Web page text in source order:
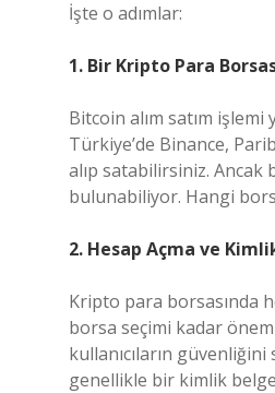
İşte o adımlar:
1. Bir Kripto Para
Bitcoin alım satım
Türkiye’de Binance,
alıp satabilirsiniz. Ancak
bulunabiliyor. Hangi
2. Hesap Açma ve
Kripto para borsasında
borsa seçimi kadar
kullanıcıların
genellikle bir kimlik